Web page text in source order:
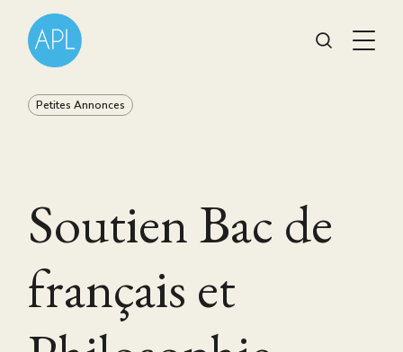
Petites Annonces
Soutien Bac de
français et